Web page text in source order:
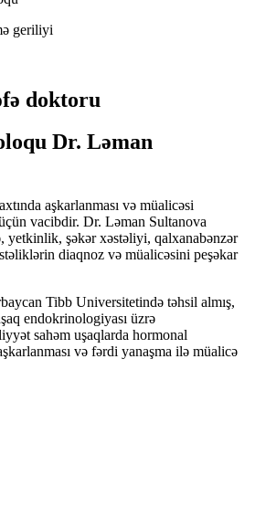
doktoru
Dr. Ləman
aşkarlanması və müalicəsi
vacibdir. Dr. Ləman Sultanova
yetkinlik, şəkər xəstəliyi, qalxanabənzər
diaqnoz və müalicəsini peşəkar
Tibb Universitetində təhsil almış,
endokrinologiyası üzrə
sahəm uşaqlarda hormonal
və fərdi yanaşma ilə müalicə